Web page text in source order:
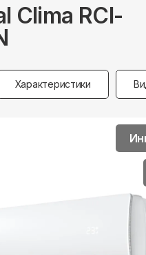
Clima RCI-
Характеристики